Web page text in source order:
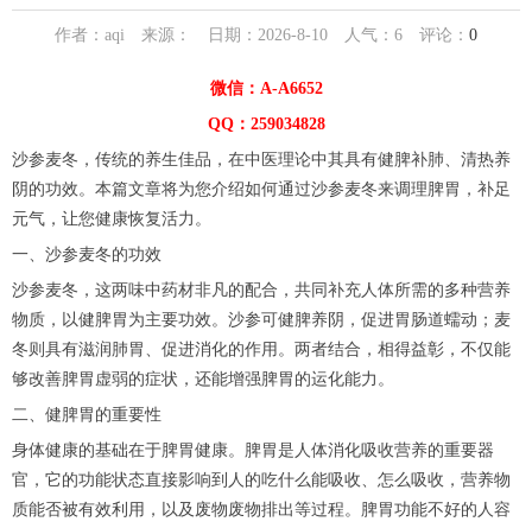
作者：aqi 来源： 日期：2026-8-10 人气： 6 评论： 0
微信：A-A6652
QQ：259034828
沙参麦冬，传统的养生佳品，在中医理论中其具有健脾补肺、清热养
阴的功效。本篇文章将为您介绍如何通过沙参麦冬来调理脾胃，补足
元气，让您健康恢复活力。
一、沙参麦冬的功效
沙参麦冬，这两味中药材非凡的配合，共同补充人体所需的多种营养
物质，以健脾胃为主要功效。沙参可健脾养阴，促进胃肠道蠕动；麦
冬则具有滋润肺胃、促进消化的作用。两者结合，相得益彰，不仅能
够改善脾胃虚弱的症状，还能增强脾胃的运化能力。
二、健脾胃的重要性
身体健康的基础在于脾胃健康。脾胃是人体消化吸收营养的重要器
官，它的功能状态直接影响到人的吃什么能吸收、怎么吸收，营养物
质能否被有效利用，以及废物废物排出等过程。脾胃功能不好的人容